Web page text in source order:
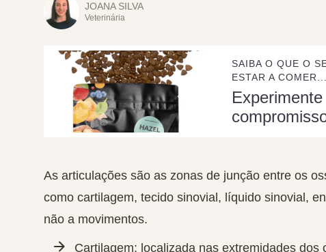
JOANA SILVA
Veterinária
SAIBA O QUE O
ESTAR A COMER...
As articulações são as zonas de junção entre os
como cartilagem, tecido sinovial, líquido sinovial,
não a movimentos.
Cartilagem: localizada nas extremidades dos